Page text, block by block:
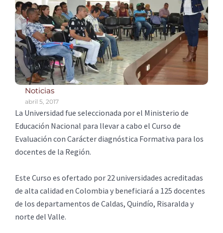
Noticias
abril 5, 2017
La Universidad fue seleccionada por el Ministerio de
Educación Nacional para llevar a cabo el Curso de
Evaluación con Carácter diagnóstica Formativa para los
docentes de la Región.
Este Curso es ofertado por 22 universidades acreditadas
de alta calidad en Colombia y beneficiará a 125 docentes
de los departamentos de Caldas, Quindío, Risaralda y
norte del Valle.